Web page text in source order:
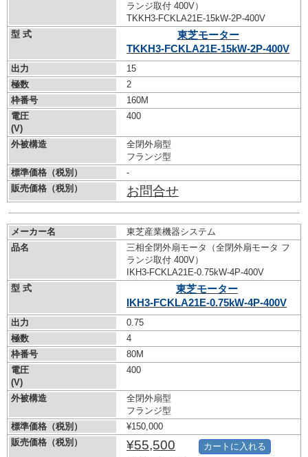
ランジ取付 400V）
TKKH3-FCKLA21E-15kW-2P-400V
型 式
東芝モーター
TKKH3-FCKLA21E-15kW-2P-400V
出力
15
極数
2
枠番号
160M
電圧
(V)
400
外被構造
全閉外扇型
フランジ型
標準価格（税別）
-
販売価格（税別）
お問合せ
メーカー名
東芝産業機器システム
品名
三相全閉外扇モータ（全閉外扇モータ フ
ランジ取付 400V）
IKH3-FCKLA21E-0.75kW-4P-400V
型 式
東芝モーター
IKH3-FCKLA21E-0.75kW-4P-400V
出力
0.75
極数
4
枠番号
80M
電圧
(V)
400
外被構造
全閉外扇型
フランジ型
標準価格（税別）
¥150,000
販売価格（税別）
¥55,500 カートに入れる